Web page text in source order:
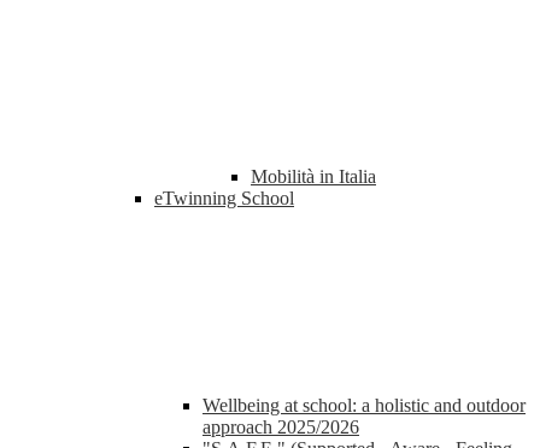
Mobilità in Italia
eTwinning School
Wellbeing at school: a holistic and outdoor
approach 2025/2026